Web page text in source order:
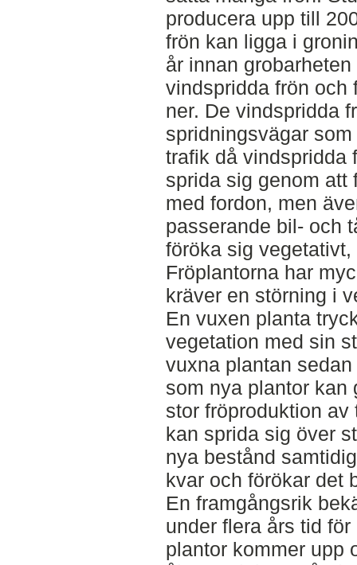
producera upp till
frön kan ligga i
år innan
vindspridda frön och
ner. De vindspridda
spridningsvägar
trafik då vindspridda
sprida sig genom att
med fordon, men
passerande bil- och
föröka sig
Fröplantorna har
kräver en störning i
En vuxen planta
vegetation med sin
vuxna plantan
som nya plantor kan
stor fröproduktion
kan sprida sig över
nya bestånd
kvar och förökar det
En framgångsrik
under flera års tid
plantor kommer upp